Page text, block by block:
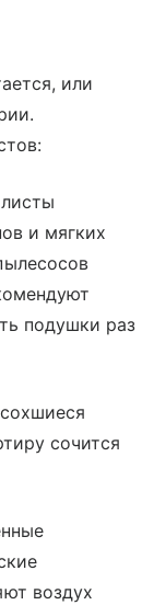
или
и мягких
подушки раз
сочится
воздух